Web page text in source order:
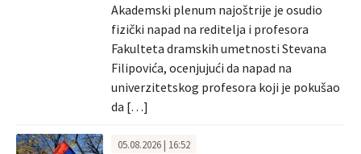
Akademski plenum najoštrije je osudio
fizički napad na reditelja i profesora
Fakulteta dramskih umetnosti Stevana
Filipovića, ocenjujući da napad na
univerzitetskog profesora koji je pokušao
da […]
05.08.2026 | 16:52